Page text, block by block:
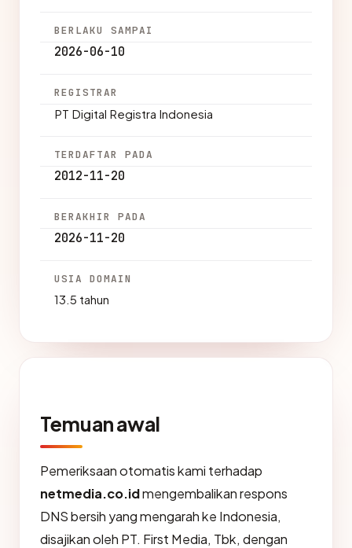
BERLAKU SAMPAI
2026-06-10
REGISTRAR
PT Digital Registra Indonesia
TERDAFTAR PADA
2012-11-20
BERAKHIR PADA
2026-11-20
USIA DOMAIN
13.5 tahun
Temuan awal
Pemeriksaan otomatis kami terhadap
netmedia.co.idmengembalikan respons
DNS bersih yang mengarah ke Indonesia,
disajikan oleh PT. First Media, Tbk, dengan